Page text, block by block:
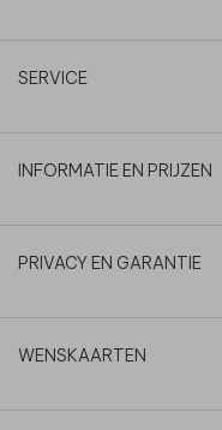
SERVICE
INFORMATIE EN PRIJZEN
PRIVACY EN GARANTIE
WENSKAARTEN